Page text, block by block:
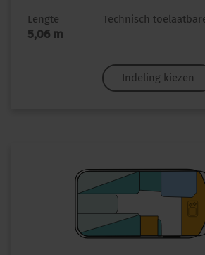
Lengte
5,06 m
Technisch
Indeling kiezen